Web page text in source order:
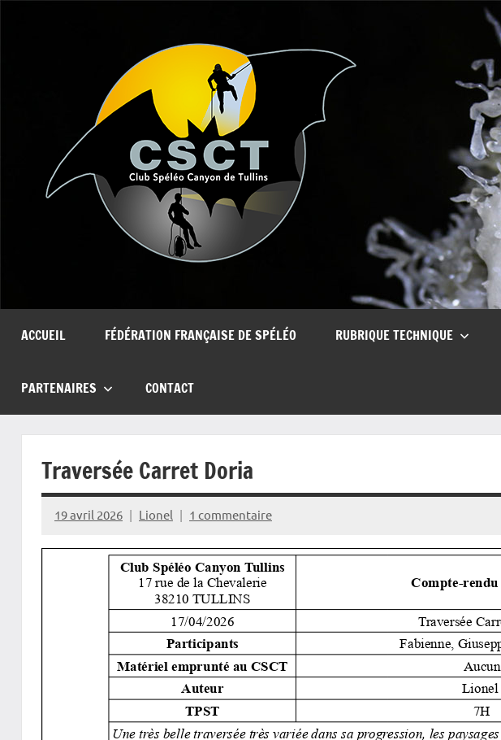
de
Tullins
ACCUEIL FÉDÉRATION FRANÇAISE DE SPÉLÉO RUBRIQUE TECHNIQUE
PARTENAIRES CONTACT
Traversée Carret Doria
19 avril 2026 Lionel 1 commentaire